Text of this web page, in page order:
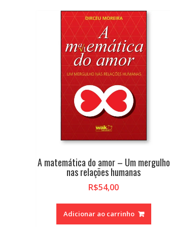
A matemática do amor – Um mergulho
nas relações humanas
R$54,00
Adicionar ao carrinho